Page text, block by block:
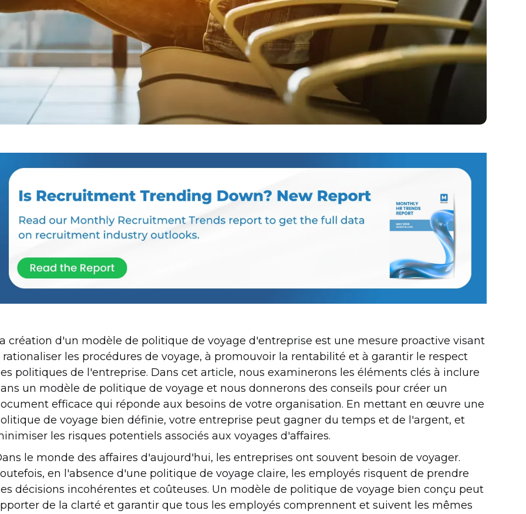
création d'un modèle de politique de voyage d'entreprise est une mesure proactive visant
rationaliser les procédures de voyage, à promouvoir la rentabilité et à garantir le respect
politiques de l'entreprise. Dans cet article, nous examinerons les éléments clés à inclure
un modèle de politique de voyage et nous donnerons des conseils pour créer un
efficace qui réponde aux besoins de votre organisation. En mettant en œuvre une
de voyage bien définie, votre entreprise peut gagner du temps et de l'argent, et
les risques potentiels associés aux voyages d'affaires.
le monde des affaires d'aujourd'hui, les entreprises ont souvent besoin de voyager.
en l'absence d'une politique de voyage claire, les employés risquent de prendre
décisions incohérentes et coûteuses. Un modèle de politique de voyage bien conçu peut
de la clarté et garantir que tous les employés comprennent et suivent les mêmes